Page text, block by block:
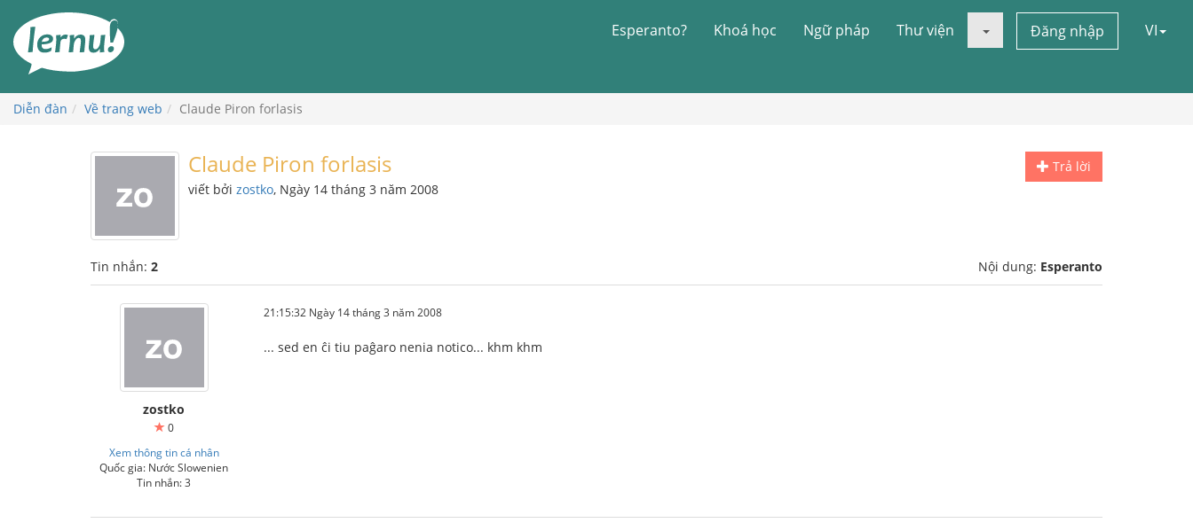
đến
phần
dung
Esperanto? Khoá học Ngữ pháp Thư viện Đăng nhập VI
Diễn đàn Về trang web Claude Piron forlasis
Trả lời
Claude Piron forlasis
viết bởi zostko, Ngày 14 tháng 3 năm 2008
Tin nhắn: 2 Nội dung: Esperanto
zostko
0
Xem thông tin cá nhân
Quốc gia: Nước Slowenien
Tin nhắn: 3
21:15:32 Ngày 14 tháng 3 năm 2008
... sed en ĉi tiu paĝaro nenia notico... khm khm